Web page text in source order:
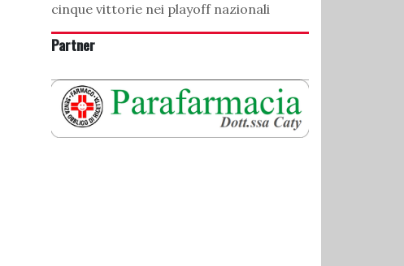
cinque vittorie nei playoff nazionali
Partner